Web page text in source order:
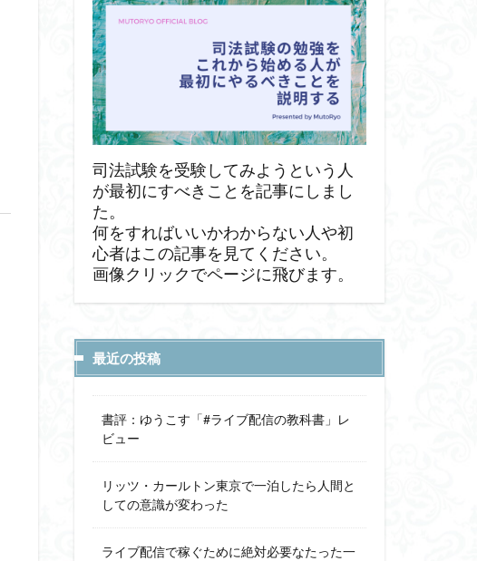
司法試験を受験してみようという人
が最初にすべきことを記事にしまし
た。
何をすればいいかわからない人や初
心者はこの記事を見てください。
画像クリックでページに飛びます。
最近の投稿
書評：ゆうこす「#ライブ配信の教科書」レ
ビュー
リッツ・カールトン東京で一泊したら人間と
しての意識が変わった
ライブ配信で稼ぐために絶対必要なたった一